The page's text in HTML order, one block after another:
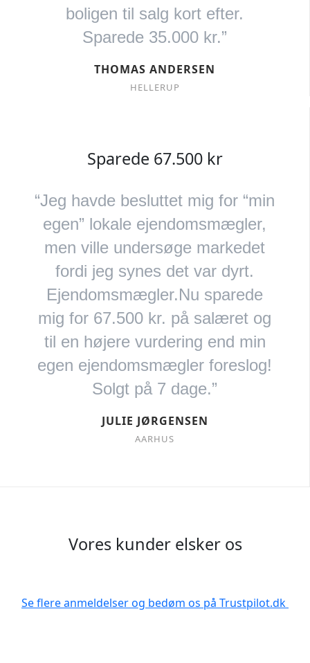
boligen til salg kort efter.
Sparede 35.000 kr.”
THOMAS ANDERSEN
HELLERUP
Sparede 67.500 kr
“Jeg havde besluttet mig for “min
egen” lokale ejendomsmægler,
men ville undersøge markedet
fordi jeg synes det var dyrt.
Ejendomsmægler.Nu sparede
mig for 67.500 kr. på salæret og
til en højere vurdering end min
egen ejendomsmægler foreslog!
Solgt på 7 dage.”
JULIE JØRGENSEN
AARHUS
Vores kunder elsker os
Se flere anmeldelser og bedøm os på Trustpilot.dk